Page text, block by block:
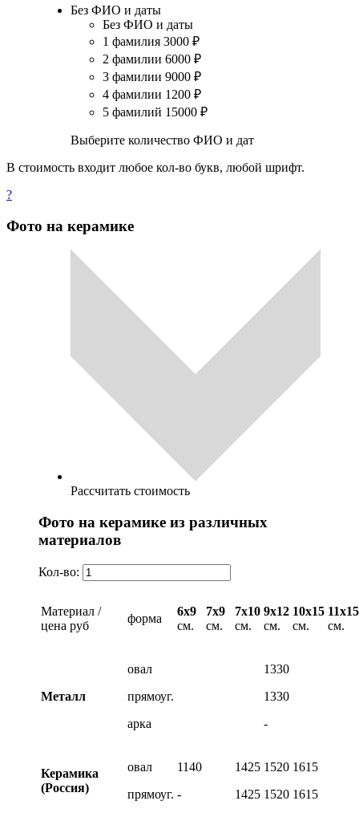
Без ФИО и даты
Без ФИО и даты
1 фамилия 3000 ₽
2 фамилии 6000 ₽
3 фамилии 9000 ₽
4 фамилии 1200 ₽
5 фамилий 15000 ₽
Выберите количество ФИО и дат
В стоимость входит любое кол-во букв, любой шрифт.
?
Фото на керамике
Рассчитать стоимость
Фото на керамике из различных
материалов
Кол-во:
Материал /
цена руб
форма
6х9
см.
7х9
см.
7х10
см.
9х12
см.
10х15
см.
11х15
см.
Металл
овал
прямоуг.
арка
1330
1330
-
Керамика
(Россия)
овал
прямоуг.
1140
-
1425
1425
1520
1520
1615
1615